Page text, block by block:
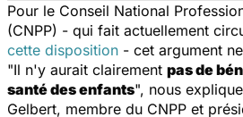
Pour le Conseil National
(CNPP) - qui fait actuellement
cette disposition - cet argument
"Il n'y aurait clairement pas de
santé des enfants", nous
Gelbert, membre du CNPP et